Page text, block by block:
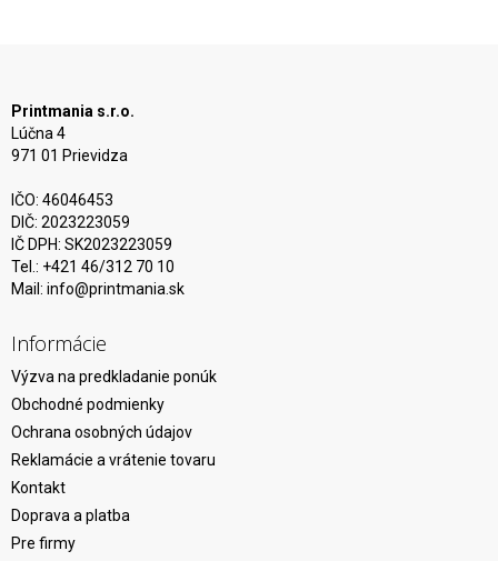
Printmania s.r.o.
Lúčna 4
971 01 Prievidza
IČO: 46046453
DIČ: 2023223059
IČ DPH: SK2023223059
Tel.: +421 46/312 70 10
Mail: info@printmania.sk
Informácie
Výzva na predkladanie ponúk
Obchodné podmienky
Ochrana osobných údajov
Reklamácie a vrátenie tovaru
Kontakt
Doprava a platba
Pre firmy